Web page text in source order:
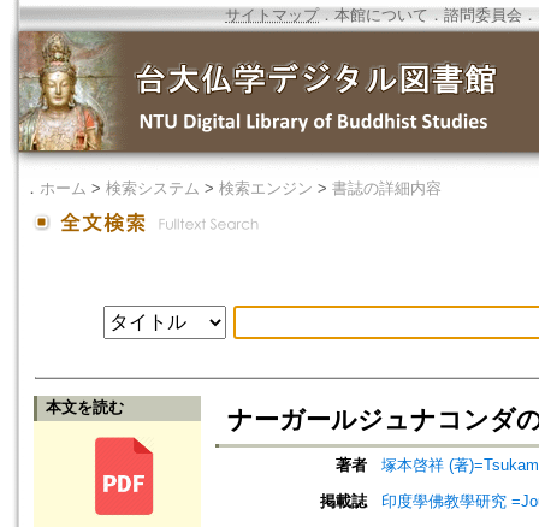
サイトマップ．本館について ． 諮問委員会 ．
． ホーム > 検索システム > 検索エンジン > 書誌の詳細内容
本文を読む ナーガールジュナコンダ
著者
塚本啓祥 (著
掲載誌
印度學佛教學研究